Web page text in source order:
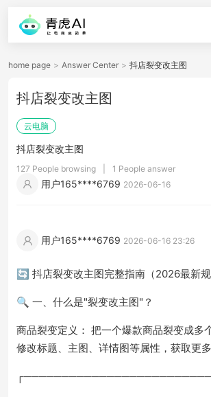
home page > Answer Center > 抖店裂变改主图
抖店裂变改主图
云电脑
抖店裂变改主图
127 People browsing 1 People answer
用户165****6769 2026-06-16
用户165****6769 2026-06-16 23:26
🔄 抖店裂变改主图完整指南（2026最新规
🔍 一、什么是"裂变改主图"？
商品裂变定义： 把一个爆款商品裂变成多
修改标题、主图、详情图等属性，获取更